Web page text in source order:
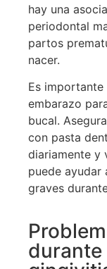
hay una
periodontal
partos
nacer.
Es
embarazo
bucal.
con pasta
diariamente y
puede ayudar
graves
durante